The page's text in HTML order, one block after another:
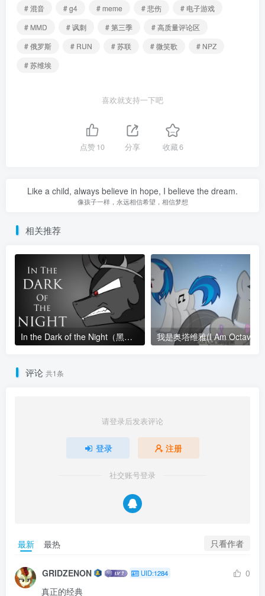
# 混音
# g4 # meme # 悲伤
# 电子游戏
# MMD
# 讽刺 # 第三季
# 高质量评论区
# 俄罗斯
# RUN # 苏联 # 微笑歌
# NPZ
# 苏维埃
喜欢就支持一下吧
点赞10 分享 收藏6
Like a child, always believe in hope, I believe the dream.
像孩子一样，永远相信希望，相信梦想
相关推荐
In the Dark of the Night（黑夜之中） (animatic) 我是奥塔维雅(I Am Octavia)
评论 共1条
请登录后发表评论
登录 注册
社交账号登录
最新 最热 只看作者
GRIDZENON UID:1284
0
真正的经典